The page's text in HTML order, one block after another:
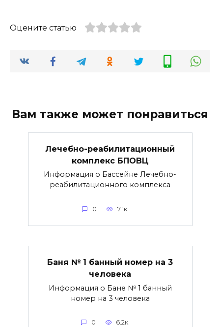
Оцените статью
Вам также может понравиться
Лечебно-реабилитационный
комплекс БПОВЦ
Информация о Бассейне Лечебно-
реабилитационного комплекса
0 7.1к.
Баня № 1 банный номер на 3
человека
Информация о Бане № 1 банный
номер на 3 человека
0 6.2к.